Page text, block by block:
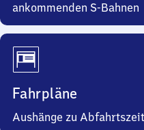
ankommenden S-Bahnen
Fahrpläne
Aushänge zu